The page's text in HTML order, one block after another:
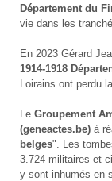
Département du
vie dans les
En 2023 Gérard
1914-1918
Loirains ont perdu
Le Groupement
(geneactes.be) à
belges". Les
3.724 militaires et
y sont inhumés en